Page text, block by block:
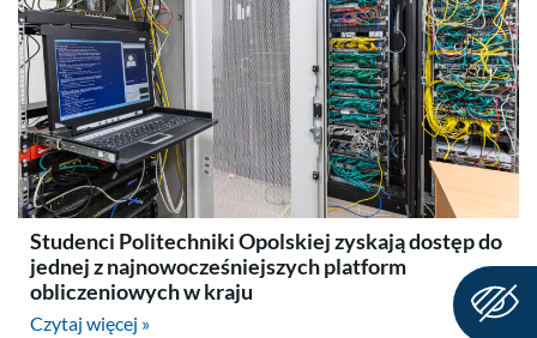
Studenci Politechniki Opolskiej zyskają dostęp do
jednej z najnowocześniejszych platform
obliczeniowych w kraju
Czytaj więcej »